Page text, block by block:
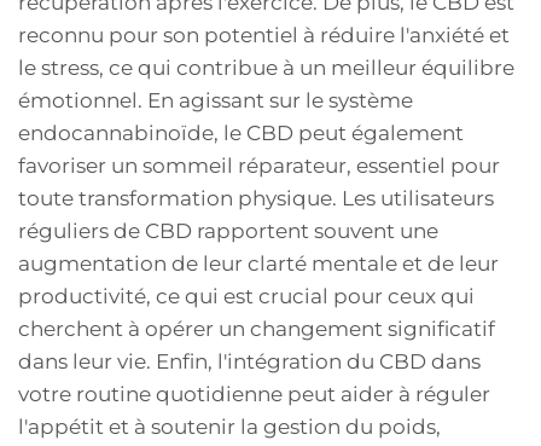
reconnu pour son potentiel à réduire l'anxiété et
le stress, ce qui contribue à un meilleur équilibre
émotionnel. En agissant sur le système
endocannabinoïde, le CBD peut également
favoriser un sommeil réparateur, essentiel pour
toute transformation physique. Les utilisateurs
réguliers de CBD rapportent souvent une
augmentation de leur clarté mentale et de leur
productivité, ce qui est crucial pour ceux qui
cherchent à opérer un changement significatif
dans leur vie. Enfin, l'intégration du CBD dans
votre routine quotidienne peut aider à réguler
l'appétit et à soutenir la gestion du poids,